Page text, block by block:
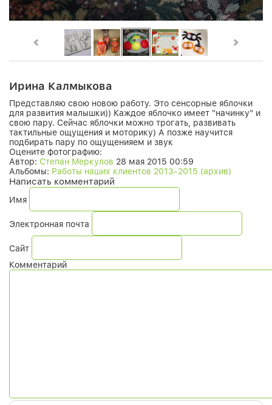
Ирина Калмыкова
Представляю свою новою работу. Это сенсорные яблочки
для развития малышки)) Каждое яблочко имеет "начинку" и
свою пару. Сейчас яблочки можно трогать, развивать
тактильные ощущения и моторику) А позже научится
подбирать пару по ощущенияем и звук
Оцените фотографию:
Автор: Степан Меркулов 28 мая 2015 00:59
Альбомы: Работы наших клиентов 2013-2015 (архив)
Написать комментарий
Имя
Электронная почта
Сайт
Комментарий